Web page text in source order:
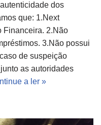
dos
que: 1.Next
Financeira. 2.Não
3.Não possui
de suspeição
as autoridades
a ler »